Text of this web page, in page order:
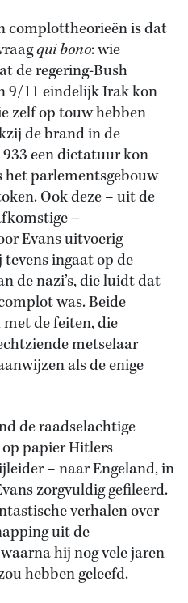
complottheorieën is dat
qui bono: wie
de regering-Bush
9/11 eindelijk Irak kon
zelf op touw hebben
de brand in de
een dictatuur kon
het parlementsgebouw
Ook deze – uit de
–
Evans uitvoerig
ingaat op de
de nazi’s, die luidt dat
was. Beide
de feiten, die
metselaar
als de enige
de raadselachtige
papier Hitlers
– naar Engeland, in
zorgvuldig gefileerd.
verhalen over
uit de
hij nog vele jaren
hebben geleefd.